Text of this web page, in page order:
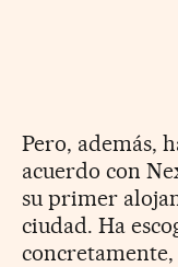
Pero, además,
acuerdo con
su primer
ciudad. Ha
concretamente,